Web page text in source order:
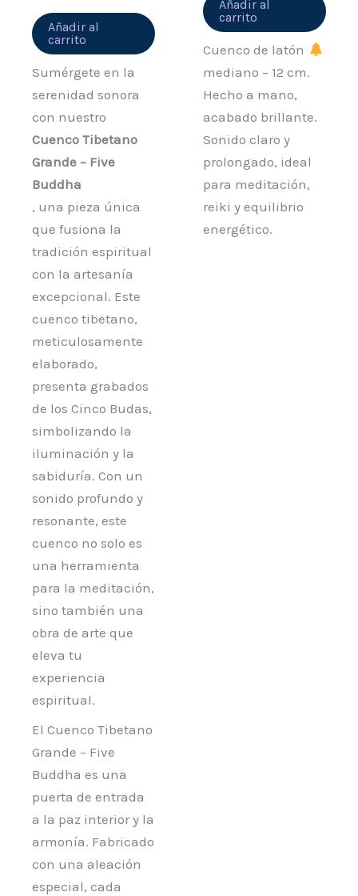
Añadir al
carrito
Sumérgete en la
serenidad sonora
con nuestro
Cuenco Tibetano
Grande – Five
Buddha
, una pieza única
que fusiona la
tradición espiritual
con la artesanía
excepcional. Este
cuenco tibetano,
meticulosamente
elaborado,
presenta grabados
de los Cinco Budas,
simbolizando la
iluminación y la
sabiduría. Con un
sonido profundo y
resonante, este
cuenco no solo es
una herramienta
para la meditación,
sino también una
obra de arte que
eleva tu
experiencia
espiritual.
El Cuenco Tibetano
Grande – Five
Buddha es una
puerta de entrada
a la paz interior y la
armonía. Fabricado
con una aleación
especial, cada
Añadir al
carrito
Cuenco de latón
mediano – 12 cm.
Hecho a mano,
acabado brillante.
Sonido claro y
prolongado, ideal
para meditación,
reiki y equilibrio
energético.